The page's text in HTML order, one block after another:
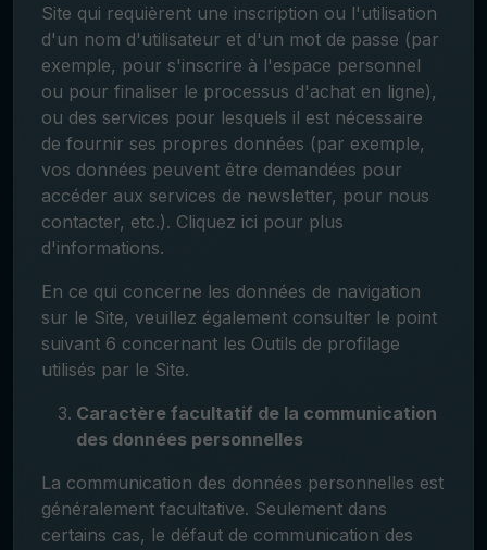
Site qui requièrent une inscription ou l'utilisation
d'un nom d'utilisateur et d'un mot de passe (par
exemple, pour s'inscrire à l'espace personnel
ou pour finaliser le processus d'achat en ligne),
ou des services pour lesquels il est nécessaire
de fournir ses propres données (par exemple,
vos données peuvent être demandées pour
accéder aux services de newsletter, pour nous
contacter, etc.). Cliquez ici pour plus
d'informations.
En ce qui concerne les données de navigation
sur le Site, veuillez également consulter le point
suivant 6 concernant les Outils de profilage
utilisés par le Site.
Caractère facultatif de la communication
des données personnelles
La communication des données personnelles est
généralement facultative. Seulement dans
certains cas, le défaut de communication des